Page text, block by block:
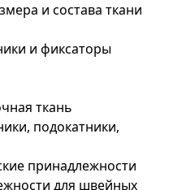
и состава ткани
и фиксаторы
ткань
подокатники,
принадлежности
для швейных